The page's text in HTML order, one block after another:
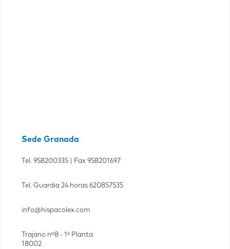
Sede Granada
Tel. 958200335 | Fax 958201697
Tel. Guardia 24 horas 620857535
info@hispacolex.com
Trajano nº8 - 1ª Planta
18002